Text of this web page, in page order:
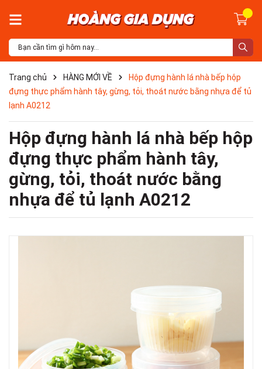
Trang chủ HÀNG MỚI VỀ
Hộp đựng hành lá nhà bếp hộp
đựng thực phẩm hành tây, gừng, tỏi, thoát nước bằng nhựa để tủ
lạnh A0212
Hộp đựng hành lá nhà bếp hộp
đựng thực phẩm hành tây,
gừng, tỏi, thoát nước bằng
nhựa để tủ lạnh A0212